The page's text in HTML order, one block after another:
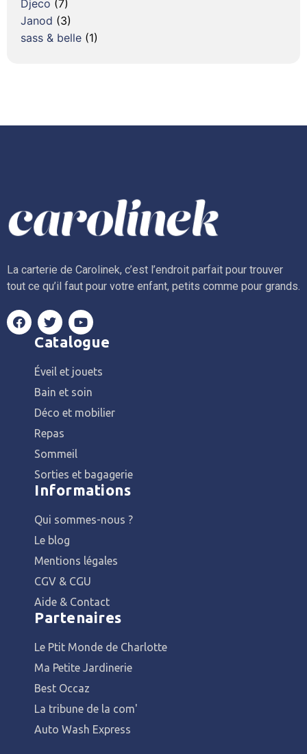
Djeco (7)
Janod (3)
sass & belle (1)
La carterie de Carolinek, c’est l’endroit parfait pour trouver
tout ce qu’il faut pour votre enfant, petits comme pour grands.
Catalogue
Éveil et jouets
Bain et soin
Déco et mobilier
Repas
Sommeil
Sorties et bagagerie
Informations
Qui sommes-nous ?
Le blog
Mentions légales
CGV & CGU
Aide & Contact
Partenaires
Le Ptit Monde de Charlotte
Ma Petite Jardinerie
Best Occaz
La tribune de la com'
Auto Wash Express